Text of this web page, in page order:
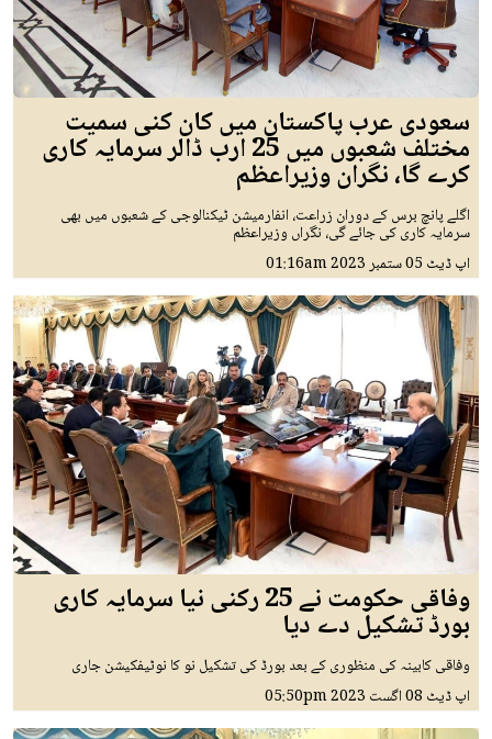
سعودی عرب پاکستان میں کان کنی سمیت
مختلف شعبوں میں 25 ارب ڈالر سرمایہ کاری
کرے گا، نگران وزیراعظم
اگلے پانچ برس کے دوران زراعت، انفارمیشن ٹیکنالوجی کے شعبوں میں بھی
سرمایہ کاری کی جائے گی، نگراں وزیراعظم
اپ ڈیٹ 05 ستمبر 2023 01:16am
وفاقی حکومت نے 25 رکنی نیا سرمایہ کاری
بورڈ تشکیل دے دیا
وفاقی کابینہ کی منظوری کے بعد بورڈ کی تشکیل نو کا نوٹیفکیشن جاری
اپ ڈیٹ 08 اگست 2023 05:50pm